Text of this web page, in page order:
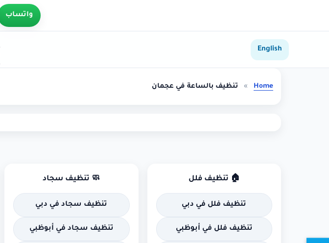
واتساب
English
Home
» تنظيف بالساعة في عجمان
🏠 تنظيف فلل
تنظيف فلل في دبي
تنظيف فلل في أبوظبي
🧼 تنظيف سجاد
تنظيف سجاد في دبي
تنظيف سجاد في أبوظبي